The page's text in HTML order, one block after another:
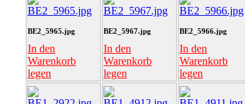
BE2_5965.jpg
In den
Warenkorb
legen
BE2_5967.jpg
In den
Warenkorb
legen
BE2_5966.jpg
In den
Warenkorb
legen